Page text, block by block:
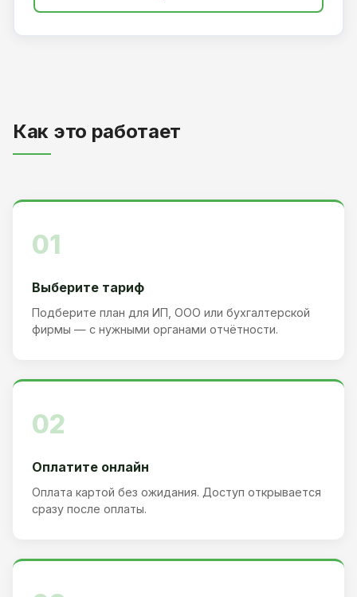
Как это работает
01
Выберите тариф
Подберите план для ИП, ООО или бухгалтерской
фирмы — с нужными органами отчётности.
02
Оплатите онлайн
Оплата картой без ожидания. Доступ открывается
сразу после оплаты.